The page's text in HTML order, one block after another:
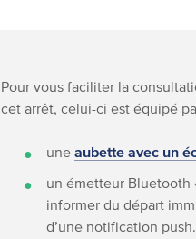
Pour vous faciliter la
cet arrêt, celui-ci est équipé
uneaubette avec un
un émetteur Bluetooth
informer du départ
d’une notification